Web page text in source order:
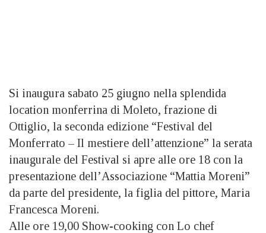
Si inaugura sabato 25 giugno nella splendida
location monferrina di Moleto, frazione di
Ottiglio, la seconda edizione “Festival del
Monferrato – Il mestiere dell’attenzione” la serata
inaugurale del Festival si apre alle ore 18 con la
presentazione dell’Associazione “Mattia Moreni”
da parte del presidente, la figlia del pittore, Maria
Francesca Moreni.
Alle ore 19,00 Show-cooking con Lo chef